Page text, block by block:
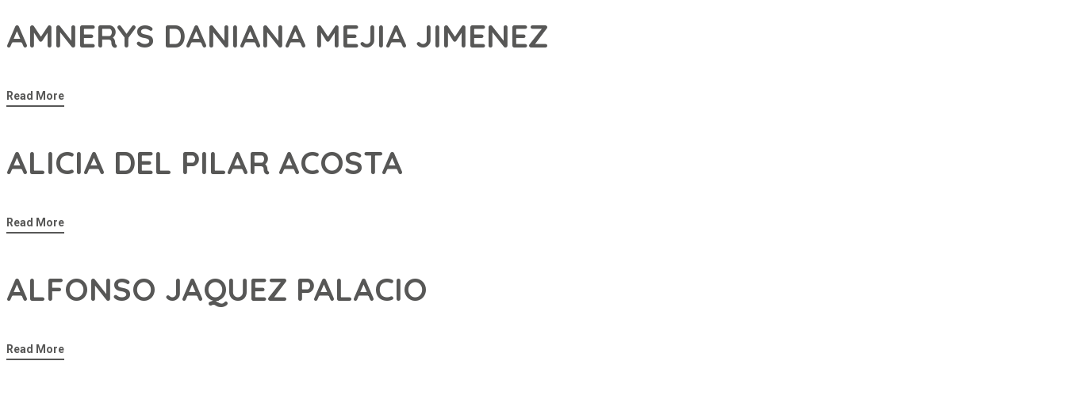
AMNERYS DANIANA MEJIA JIMENEZ
Read More
ALICIA DEL PILAR ACOSTA
Read More
ALFONSO JAQUEZ PALACIO
Read More